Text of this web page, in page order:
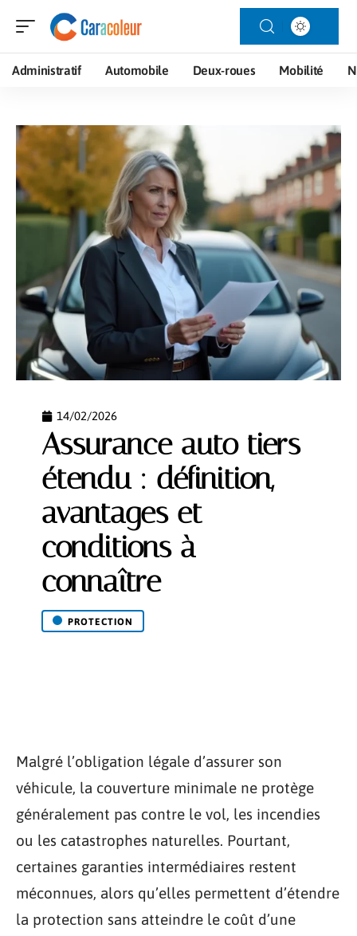
Administratif Automobile Deux-roues Mobilité
14/02/2026
Assurance auto tiers
étendu : définition,
avantages et
conditions à
connaître
PROTECTION
Malgré l’obligation légale d’assurer son
véhicule, la couverture minimale ne protège
généralement pas contre le vol, les incendies
ou les catastrophes naturelles. Pourtant,
certaines garanties intermédiaires restent
méconnues, alors qu’elles permettent d’étendre
la protection sans atteindre le coût d’une